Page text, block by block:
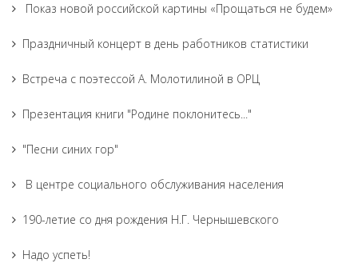
Показ новой российской картины «Прощаться не будем»
Праздничный концерт в день работников статистики
Встреча с поэтессой А. Молотилиной в ОРЦ
Презентация книги "Родине поклонитесь..."
"Песни синих гор"
В центре социального обслуживания населения
190-летие со дня рождения Н.Г. Чернышевского
Надо успеть!